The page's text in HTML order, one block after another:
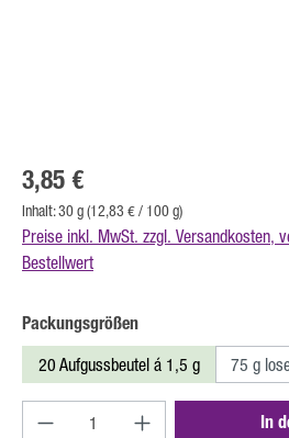
Regulärer Preis:
3,85 €
Inhalt:30 g(12,83 € / 100 g)
Preise inkl. MwSt. zzgl. Versandkosten,
Bestellwert
Packungsgrößenauswählen
20 Aufgussbeutel á 1,5 g 75 g
Produkt Anzahl: Gib den In